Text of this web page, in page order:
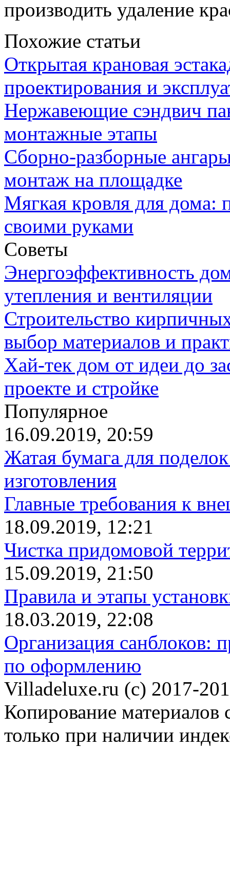
производить удаление
Похожие статьи
Открытая крановая
проектирования и
Нержавеющие сэндвич
монтажные этапы
Сборно-разборные
монтаж на площадке
Мягкая кровля для
своими руками
Советы
Энергоэффективность
утепления и вентиляции
Строительство
выбор материалов и
Хай-тек дом от идеи до
проекте и стройке
Популярное
16.09.2019, 20:59
Жатая бумага для
изготовления
Главные требования к
18.09.2019, 12:21
Чистка придомовой
15.09.2019, 21:50
Правила и этапы
18.03.2019, 22:08
Организация санблоков:
по оформлению
Villadeluxe.ru (c) 2017-
Копирование материалов
только при наличии